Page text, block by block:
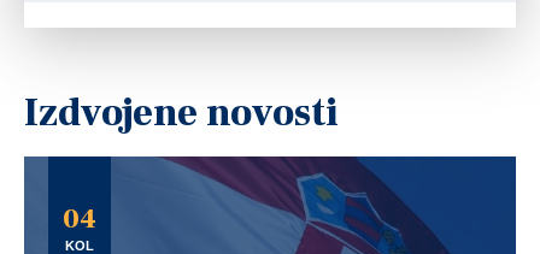
Izdvojene novosti
04
KOL